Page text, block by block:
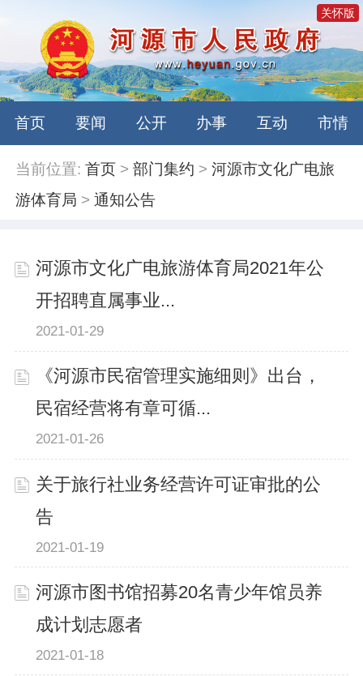
关怀版
首页 要闻 公开 办事 互动 市情
当前位置: 首页 >部门集约 >河源市文化广电旅
游体育局 >通知公告
河源市文化广电旅游体育局2021年公
开招聘直属事业...
2021-01-29
《河源市民宿管理实施细则》出台，
民宿经营将有章可循...
2021-01-26
关于旅行社业务经营许可证审批的公
告
2021-01-19
河源市图书馆招募20名青少年馆员养
成计划志愿者
2021-01-18